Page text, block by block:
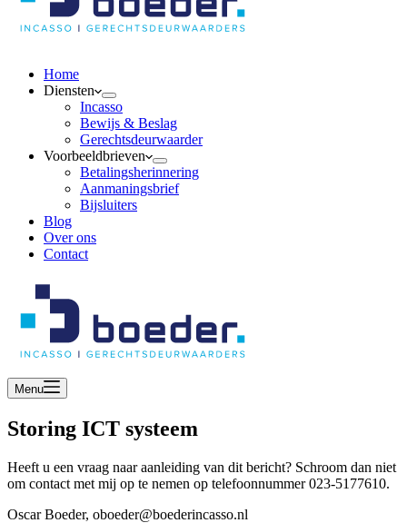
Home
Diensten
Incasso
Bewijs & Beslag
Gerechtsdeurwaarder
Voorbeeldbrieven
Betalingsherinnering
Aanmaningsbrief
Bijsluiters
Blog
Over ons
Contact
Menu
Storing ICT systeem
Heeft u een vraag naar aanleiding van dit bericht? Schroom dan niet
om contact met mij op te nemen op telefoonnummer 023-5177610.
Oscar Boeder, oboeder@boederincasso.nl